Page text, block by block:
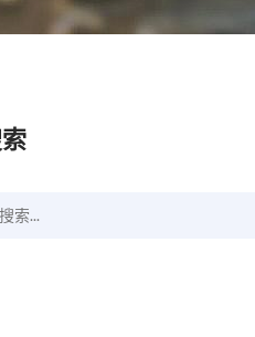
搜索...